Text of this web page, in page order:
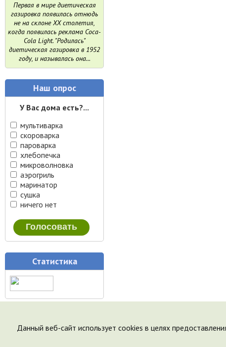
Данный веб-сайт использует cookies в целях
Первая в мире диетическая
газировка появилась отнюдь
не на склоне XX столетия,
когда появилась реклама Coca-
Cola Light. "Родилась"
диетическая газировка в 1952
году, и называлась она...
Наш опрос
У Вас дома есть?...
мультиварка
скороварка
пароварка
хлебопечка
микроволновка
аэрогриль
маринатор
сушка
ничего нет
Статистика